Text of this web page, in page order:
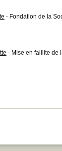
- Fondation de la
- Mise en faillite de